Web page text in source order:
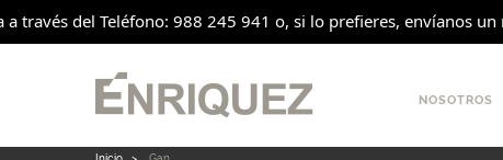
del Teléfono: 988 245 941 o, si lo prefieres, envíanos un
NOSOTROS